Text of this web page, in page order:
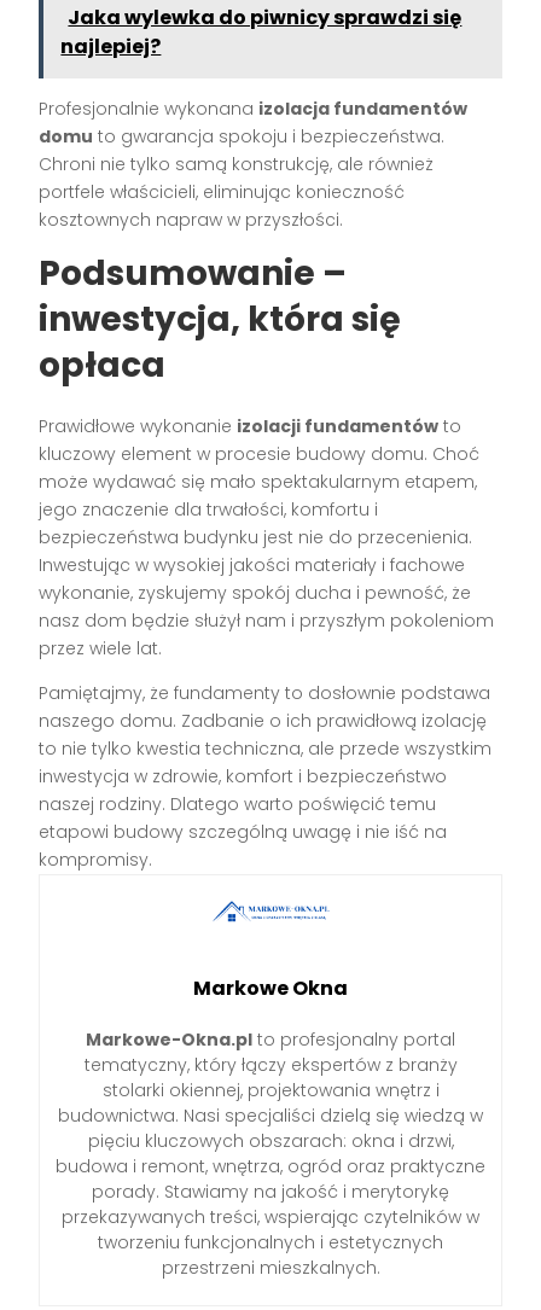
Jaka wylewka do piwnicy sprawdzi się
najlepiej?
Profesjonalnie wykonana izolacja fundamentów
domu to gwarancja spokoju i bezpieczeństwa.
Chroni nie tylko samą konstrukcję, ale również
portfele właścicieli, eliminując konieczność
kosztownych napraw w przyszłości.
Podsumowanie –
inwestycja, która się
opłaca
Prawidłowe wykonanie izolacji fundamentów to
kluczowy element w procesie budowy domu. Choć
może wydawać się mało spektakularnym etapem,
jego znaczenie dla trwałości, komfortu i
bezpieczeństwa budynku jest nie do przecenienia.
Inwestując w wysokiej jakości materiały i fachowe
wykonanie, zyskujemy spokój ducha i pewność, że
nasz dom będzie służył nam i przyszłym pokoleniom
przez wiele lat.
Pamiętajmy, że fundamenty to dosłownie podstawa
naszego domu. Zadbanie o ich prawidłową izolację
to nie tylko kwestia techniczna, ale przede wszystkim
inwestycja w zdrowie, komfort i bezpieczeństwo
naszej rodziny. Dlatego warto poświęcić temu
etapowi budowy szczególną uwagę i nie iść na
kompromisy.
Markowe Okna
Markowe-Okna.pl to profesjonalny portal
tematyczny, który łączy ekspertów z branży
stolarki okiennej, projektowania wnętrz i
budownictwa. Nasi specjaliści dzielą się wiedzą w
pięciu kluczowych obszarach: okna i drzwi,
budowa i remont, wnętrza, ogród oraz praktyczne
porady. Stawiamy na jakość i merytorykę
przekazywanych treści, wspierając czytelników w
tworzeniu funkcjonalnych i estetycznych
przestrzeni mieszkalnych.